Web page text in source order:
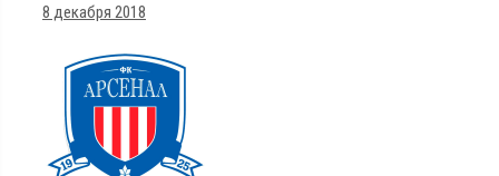
8 декабря 2018